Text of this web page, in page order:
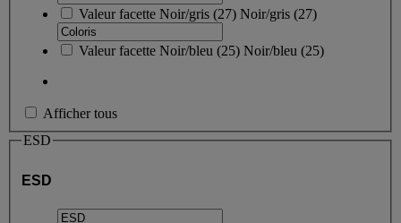
Valeur facette Noir/gris (27) Noir/gris (27)
Valeur facette Noir/bleu (25) Noir/bleu (25)
Afficher tous
ESD
ESD